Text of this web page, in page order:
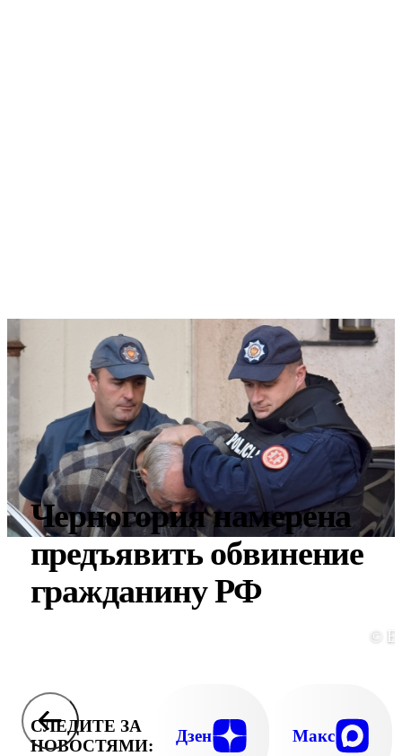
Черногория намерена
предъявить обвинение
гражданину РФ
©
СЛЕДИТЕ ЗА
НОВОСТЯМИ:
Дзен Макс